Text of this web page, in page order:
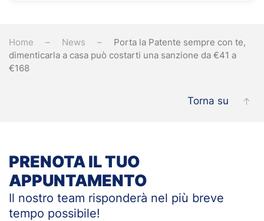
Home News
Porta la Patente sempre con te,
dimenticarla a casa può costarti una sanzione da €41 a
€168
Torna su
PRENOTA IL TUO
APPUNTAMENTO
Il nostro team risponderà nel più breve
tempo possibile!